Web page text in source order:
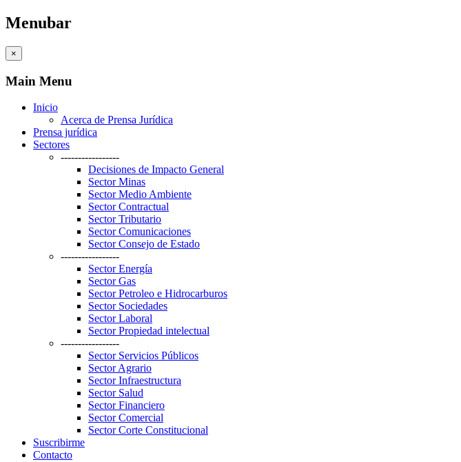
Menubar
×
Main Menu
Inicio
Acerca de Prensa Jurídica
Prensa jurídica
Sectores
-----------------
Decisiones de Impacto General
Sector Minas
Sector Medio Ambiente
Sector Contractual
Sector Tributario
Sector Comunicaciones
Sector Consejo de Estado
-----------------
Sector Energía
Sector Gas
Sector Petroleo e Hidrocarburos
Sector Sociedades
Sector Laboral
Sector Propiedad intelectual
-----------------
Sector Servicios Públicos
Sector Agrario
Sector Infraestructura
Sector Salud
Sector Financiero
Sector Comercial
Sector Corte Constitucional
Suscribirme
Contacto